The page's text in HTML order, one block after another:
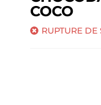
COCO
RUPTURE DE